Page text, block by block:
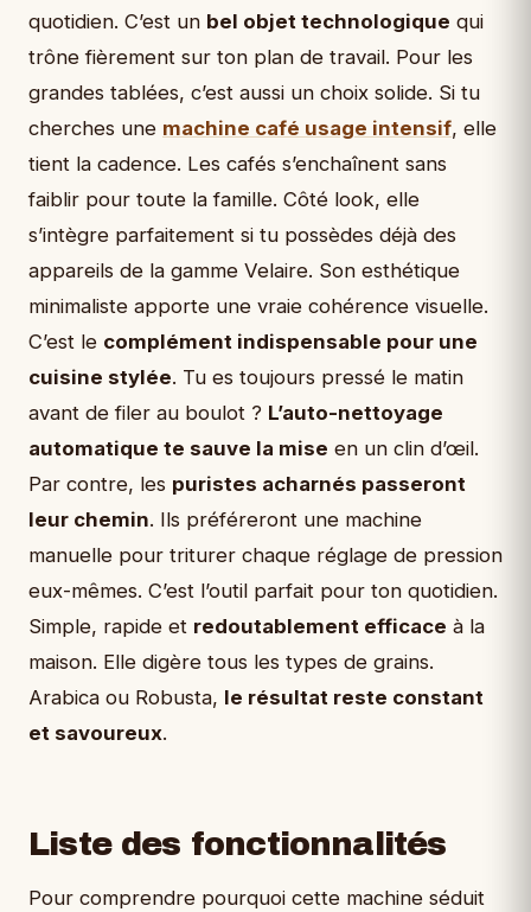
quotidien. C’est un bel objet technologique qui
trône fièrement sur ton plan de travail. Pour les
grandes tablées, c’est aussi un choix solide. Si tu
cherches une machine café usage intensif, elle
tient la cadence. Les cafés s’enchaînent sans
faiblir pour toute la famille. Côté look, elle
s’intègre parfaitement si tu possèdes déjà des
appareils de la gamme Velaire. Son esthétique
minimaliste apporte une vraie cohérence visuelle.
C’est le complément indispensable pour une
cuisine stylée. Tu es toujours pressé le matin
avant de filer au boulot ? L’auto-nettoyage
automatique te sauve la mise en un clin d’œil.
Par contre, les puristes acharnés passeront
leur chemin. Ils préféreront une machine
manuelle pour triturer chaque réglage de pression
eux-mêmes. C’est l’outil parfait pour ton quotidien.
Simple, rapide et redoutablement efficace à la
maison. Elle digère tous les types de grains.
Arabica ou Robusta, le résultat reste constant
et savoureux.
Liste des fonctionnalités
Pour comprendre pourquoi cette machine séduit